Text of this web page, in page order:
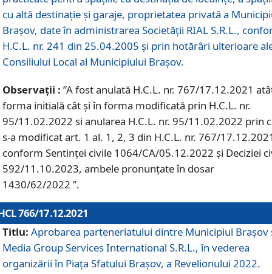
cu altă destinaţie şi garaje, proprietatea privată a
Braşov, date în administrarea Societăţii RIAL S.R.L.,
H.C.L. nr. 241 din 25.04.2005 și prin hotărâri ulterioare
Consiliului Local al Municipiului Braşov.
Observații : ”A fost anulată H.C.L. nr. 767/17.12.2021
forma initială cât și în forma modificată prin H.C.L. nr.
95/11.02.2022 si anularea H.C.L. nr. 95/11.02.2022 prin
s-a modificat art. 1 al. 1, 2, 3 din H.C.L. nr. 767/
conform Sentinței civile 1064/CA/05.12.2022 și Deciziei
592/11.10.2023, ambele pronunțate în dosar
1430/62/2022 ”.
766/17.12.2021
Titlu: Aprobarea parteneriatului dintre Municipiul Brașov
Media Group Services International S.R.L., în vederea
organizării în Piața Sfatului Brașov, a Revelionului 2022.